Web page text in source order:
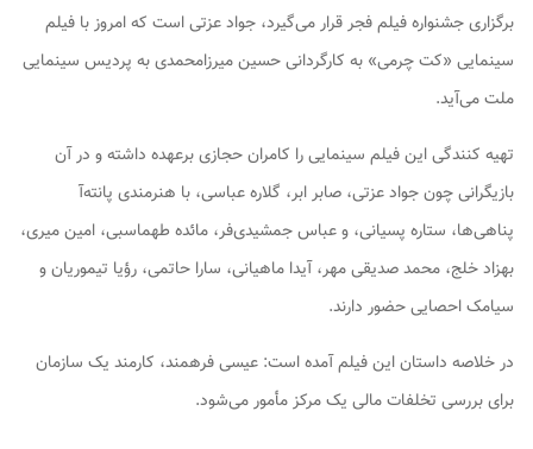
برگزاری جشنواره فیلم فجر قرار می‌گیرد، جواد عزتی است که امروز با فیلم
سینمایی «کت چرمی» به کارگردانی حسین میرزامحمدی به پردیس سینمایی
ملت می‌آید.
تهیه کنندگی این فیلم سینمایی را کامران حجازی برعهده داشته و در آن
بازیگرانی چون جواد عزتی، صابر ابر، گلاره عباسی، با هنرمندی پانته‌آ
پناهی‌ها، ستاره پسیانی، و عباس جمشیدی‌فر، مائده طهماسبی، امین میری،
بهزاد خلج، محمد صدیقی مهر، آیدا ماهیانی، سارا حاتمی، رؤیا تیموریان و
سیامک احصایی حضور دارند.
در خلاصه داستان این فیلم آمده است: عیسی فرهمند، کارمند یک سازمان
برای بررسی تخلفات مالی یک مرکز مأمور می‌شود.